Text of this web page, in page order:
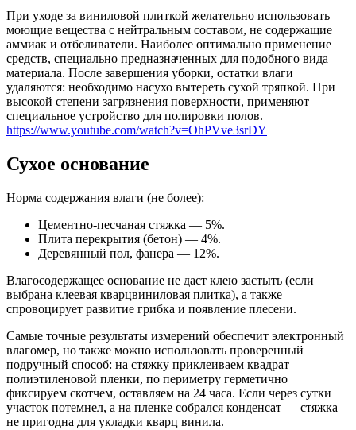
При уходе за виниловой плиткой желательно использовать
моющие вещества с нейтральным составом, не содержащие
аммиак и отбеливатели. Наиболее оптимально применение
средств, специально предназначенных для подобного вида
материала. После завершения уборки, остатки влаги
удаляются: необходимо насухо вытереть сухой тряпкой. При
высокой степени загрязнения поверхности, применяют
специальное устройство для полировки полов.
https://www.youtube.com/watch?v=OhPVve3srDY
Сухое основание
Норма содержания влаги (не более):
Цементно-песчаная стяжка — 5%.
Плита перекрытия (бетон) — 4%.
Деревянный пол, фанера — 12%.
Влагосодержащее основание не даст клею застыть (если
выбрана клеевая кварцвиниловая плитка), а также
спровоцирует развитие грибка и появление плесени.
Самые точные результаты измерений обеспечит электронный
влагомер, но также можно использовать проверенный
подручный способ: на стяжку приклеиваем квадрат
полиэтиленовой пленки, по периметру герметично
фиксируем скотчем, оставляем на 24 часа. Если через сутки
участок потемнел, а на пленке собрался конденсат — стяжка
не пригодна для укладки кварц винила.